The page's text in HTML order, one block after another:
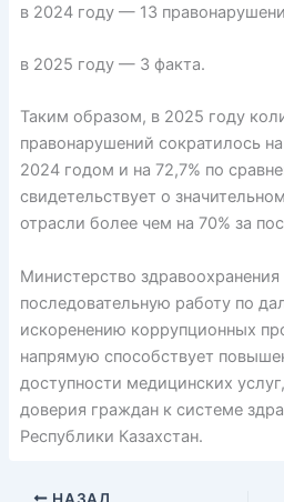
в 2024 году — 13
в 2025 году — 3 факта.
Таким образом, в 2025 году
правонарушений сократилось
2024 годом и на 72,7% по
свидетельствует о
отрасли более чем на 70% за
Министерство
последовательную работу по
искоренению коррупционных
напрямую способствует
доступности медицинских
доверия граждан к системе
Республики Казахстан.
НАЗАД